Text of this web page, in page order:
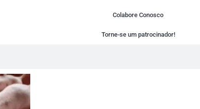
Colabore Conosco
Torne-se um patrocinador!